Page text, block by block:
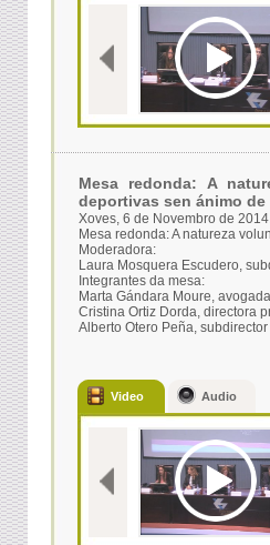
Mesa redonda: A
deportivas sen ánimo de
Xoves, 6 de Novembro de
Mesa redonda: A natureza
Moderadora:
Laura Mosquera Escudero,
Integrantes da mesa:
Marta Gándara Moure,
Cristina Ortiz Dorda, directora
Alberto Otero Peña,
Video Audio